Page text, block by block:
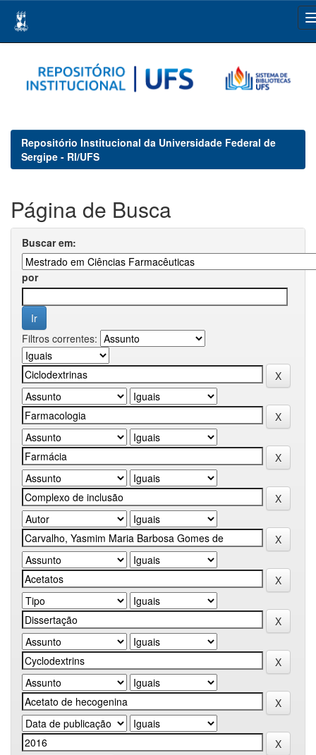
navigation
Repositório Institucional da Universidade Federal de
Sergipe - RI/UFS
Página de Busca
Buscar em:
por
Filtros correntes: